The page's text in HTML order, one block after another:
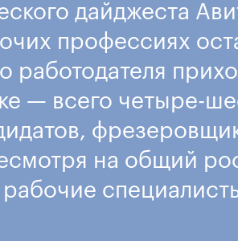
дайджеста
профессиях
работодателя
— всего четыре-
на общий